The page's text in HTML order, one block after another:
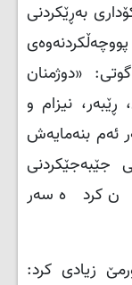
بەڕێکردنی
«دوژمنان
نیزام و
ئەم بنەمایەش
کردە سەر
زیادی کرد: